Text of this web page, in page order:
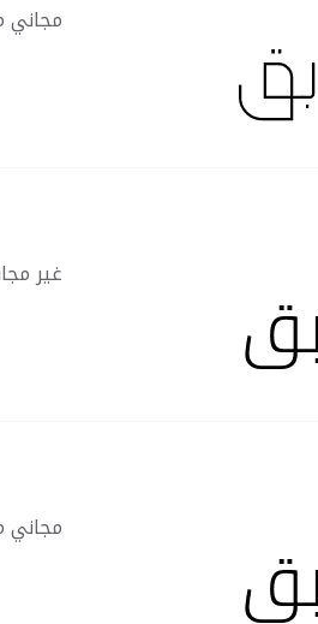
مجاني
غير
مجاني